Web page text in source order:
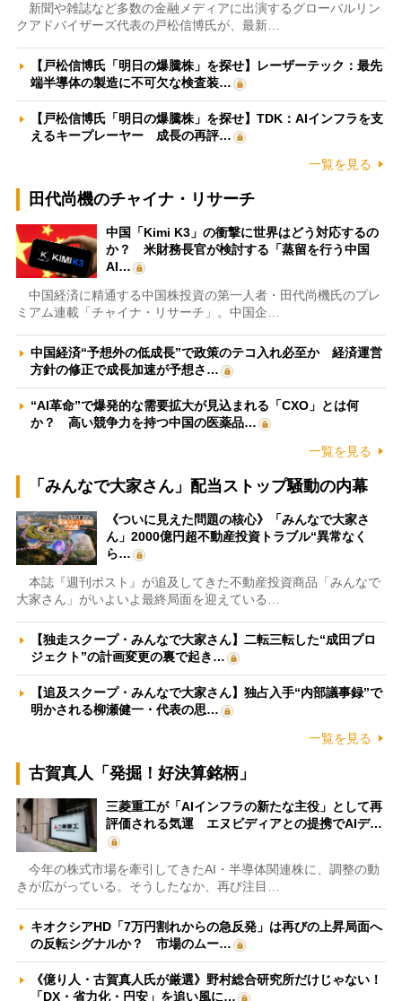
新聞や雑誌など多数の金融メディアに出演するグローバルリン
クアドバイザーズ代表の戸松信博氏が、最新…
【戸松信博氏「明日の爆騰株」を探せ】レーザーテック：最先
端半導体の製造に不可欠な検査装…
【戸松信博氏「明日の爆騰株」を探せ】TDK：AIインフラを支
えるキープレーヤー 成長の再評…
一覧を見る
田代尚機のチャイナ・リサーチ
中国「Kimi K3」の衝撃に世界はどう対応するの
か？ 米財務長官が検討する「蒸留を行う中国
AI…
中国経済に精通する中国株投資の第一人者・田代尚機氏のプレ
ミアム連載「チャイナ・リサーチ」。中国企…
中国経済“予想外の低成長”で政策のテコ入れ必至か 経済運営
方針の修正で成長加速が予想さ…
“AI革命”で爆発的な需要拡大が見込まれる「CXO」とは何
か？ 高い競争力を持つ中国の医薬品…
一覧を見る
「みんなで大家さん」配当ストップ騒動の内幕
《ついに見えた問題の核心》「みんなで大家さ
ん」2000億円超不動産投資トラブル“異常なく
ら…
本誌『週刊ポスト』が追及してきた不動産投資商品「みんなで
大家さん」がいよいよ最終局面を迎えている…
【独走スクープ・みんなで大家さん】二転三転した“成田プロ
ジェクト”の計画変更の裏で起き…
【追及スクープ・みんなで大家さん】独占入手“内部議事録”で
明かされる柳瀬健一・代表の思…
一覧を見る
古賀真人「発掘！好決算銘柄」
三菱重工が「AIインフラの新たな主役」として再
評価される気運 エヌビディアとの提携でAIデ…
今年の株式市場を牽引してきたAI・半導体関連株に、調整の動
きが広がっている。そうしたなか、再び注目…
キオクシアHD「7万円割れからの急反発」は再びの上昇局面へ
の反転シグナルか？ 市場のムー…
《億り人・古賀真人氏が厳選》野村総合研究所だけじゃない！
「DX・省力化・円安」を追い風に…